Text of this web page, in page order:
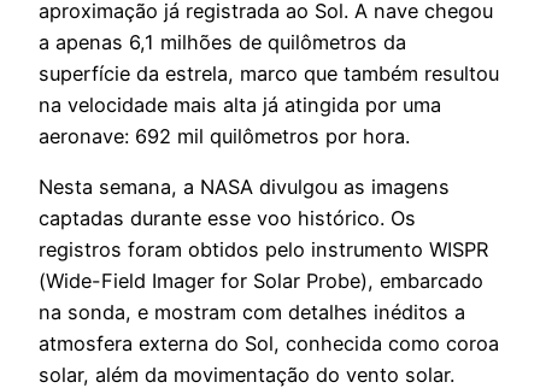
aproximação já registrada ao Sol. A nave chegou
a apenas 6,1 milhões de quilômetros da
superfície da estrela, marco que também resultou
na velocidade mais alta já atingida por uma
aeronave: 692 mil quilômetros por hora.
Nesta semana, a NASA divulgou as imagens
captadas durante esse voo histórico. Os
registros foram obtidos pelo instrumento WISPR
(Wide-Field Imager for Solar Probe), embarcado
na sonda, e mostram com detalhes inéditos a
atmosfera externa do Sol, conhecida como coroa
solar, além da movimentação do vento solar.